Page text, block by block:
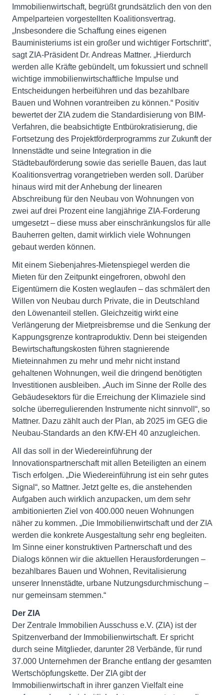
Immobilienwirtschaft, begrüßt grundsätzlich den von den
Ampelparteien vorgestellten Koalitionsvertrag.
„Insbesondere die Schaffung eines eigenen
Bauministeriums ist ein großer und wichtiger Fortschritt“,
sagt ZIA-Präsident Dr. Andreas Mattner. „Hierdurch
werden alle Kräfte gebündelt, um fokussiert und schnell
wichtige immobilienwirtschaftliche Impulse und
Entscheidungen herbeiführen und das bezahlbare
Bauen und Wohnen vorantreiben zu können.“ Positiv
bewertet der ZIA zudem die Standardisierung von BIM-
Verfahren, die beabsichtigte Entbürokratisierung, die
Fortsetzung des Projektförderprogramms zur Zukunft der
Innenstädte und seine Integration in die
Städtebauförderung sowie das serielle Bauen, das laut
Koalitionsvertrag vorangetrieben werden soll. Darüber
hinaus wird mit der Anhebung der linearen
Abschreibung für den Neubau von Wohnungen von
zwei auf drei Prozent eine langjährige ZIA-Forderung
umgesetzt – diese muss aber einschränkungslos für alle
Bauherren gelten, damit wirklich viele Wohnungen
gebaut werden können.
Mit einem Siebenjahres-Mietenspiegel werden die
Mieten für den Zeitpunkt eingefroren, obwohl den
Eigentümern die Kosten weglaufen – das schmälert den
Willen von Neubau durch Private, die in Deutschland
den Löwenanteil stellen. Gleichzeitig wirkt eine
Verlängerung der Mietpreisbremse und die Senkung der
Kappungsgrenze kontraproduktiv. Denn bei steigenden
Bewirtschaftungskosten führen stagnierende
Mieteinnahmen zu mehr und mehr nicht instand
gehaltenen Wohnungen, weil die dringend benötigten
Investitionen ausbleiben. „Auch im Sinne der Rolle des
Gebäudesektors für die Erreichung der Klimaziele sind
solche überregulierenden Instrumente nicht sinnvoll“, so
Mattner. Dazu zählt auch der Plan, ab 2025 im GEG die
Neubau-Standards an den KfW-EH 40 anzugleichen.
All das soll in der Wiedereinführung der
Innovationspartnerschaft mit allen Beteiligten an einem
Tisch erfolgen. „Die Wiedereinführung ist ein sehr gutes
Signal“, so Mattner. Jetzt gelte es, die anstehenden
Aufgaben auch wirklich anzupacken, um dem sehr
ambitionierten Ziel von 400.000 neuen Wohnungen
näher zu kommen. „Die Immobilienwirtschaft und der ZIA
werden die konkrete Ausgestaltung sehr eng begleiten.
Im Sinne einer konstruktiven Partnerschaft und des
Dialogs können wir die aktuellen Herausforderungen –
bezahlbares Bauen und Wohnen, Revitalisierung
unserer Innenstädte, urbane Nutzungsdurchmischung –
nur gemeinsam stemmen.“
Der ZIA
Der Zentrale Immobilien Ausschuss e.V. (ZIA) ist der
Spitzenverband der Immobilienwirtschaft. Er spricht
durch seine Mitglieder, darunter 28 Verbände, für rund
37.000 Unternehmen der Branche entlang der gesamten
Wertschöpfungskette. Der ZIA gibt der
Immobilienwirtschaft in ihrer ganzen Vielfalt eine